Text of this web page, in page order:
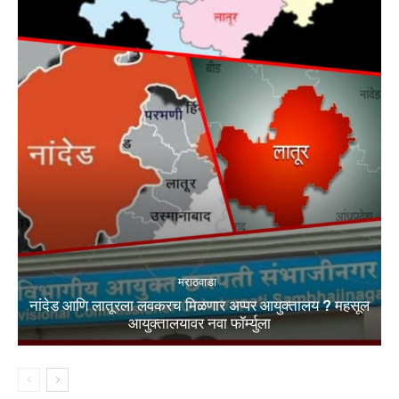
मराठवाडा
नांदेड आणि लातूरला लवकरच मिळणार अप्पर आयुक्तालय ? महसूल
आयुक्तालयावर नवा फॉर्म्युला